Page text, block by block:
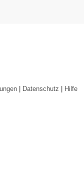
| Datenschutz | Hilfe